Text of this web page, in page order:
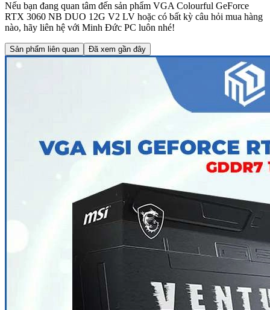
Nếu bạn đang quan tâm đến sản phẩm VGA Colourful GeForce
RTX 3060 NB DUO 12G V2 LV hoặc có bất kỳ câu hỏi mua hàng
nào, hãy liên hệ với Minh Đức PC luôn nhé!
Sản phẩm liên quan Đã xem gần đây